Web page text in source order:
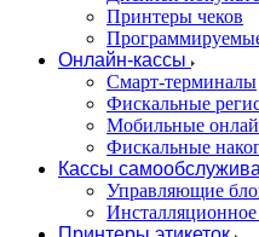
Принтеры чеков
Онлайн-кассы
Смарт-терминалы
Фискальные
Мобильные
Фискальные
Кассы
Управляющие